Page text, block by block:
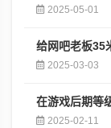
2025-05-01
给网吧老板35
2025-03-03
在游戏后期等
2025-02-11